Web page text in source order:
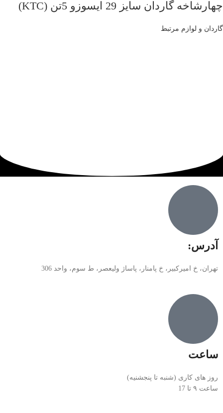
چهارشاخه گاردان سایز 29 ایسوزو 5تن (KTC)
گاردان و لوازم مرتبط
آدرس:
تهران، خ امیرکبیر، خ پامنار، پاساژ ولیعصر، ط سوم، واحد 306
ساعت
روز های کاری (شنبه تا پنجشنیه)
ساعت ۹ تا 17